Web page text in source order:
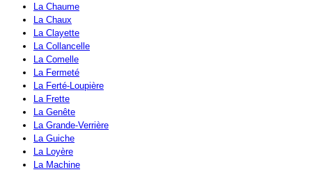
La Chaume
La Chaux
La Clayette
La Collancelle
La Comelle
La Fermeté
La Ferté-Loupière
La Frette
La Genête
La Grande-Verrière
La Guiche
La Loyère
La Machine